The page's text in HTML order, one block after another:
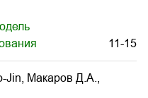
11-15
Jin, Макаров Д.А.,